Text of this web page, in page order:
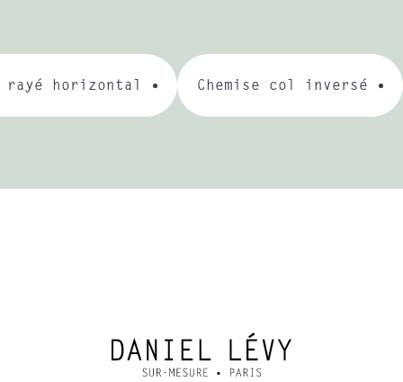
Chemise col inversé
rayé horizontal